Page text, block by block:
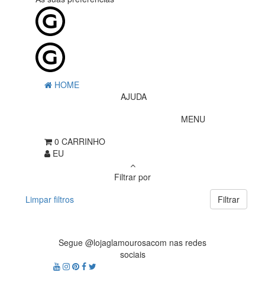
HOME
AJUDA
MENU
0 CARRINHO
EU
Filtrar por
Limpar filtros
Filtrar
Segue @lojaglamourosacom nas redes
sociais